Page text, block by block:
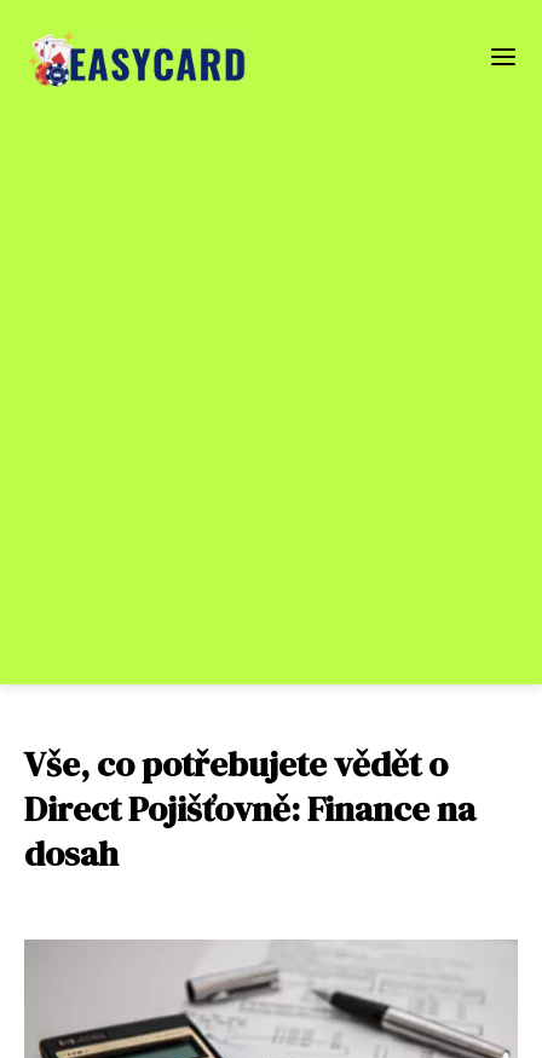
Vše, co potřebujete vědět o
Direct Pojišťovně: Finance na
dosah